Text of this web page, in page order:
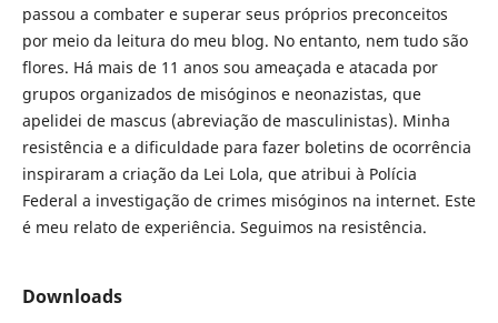
passou a combater e superar seus próprios preconceitos
por meio da leitura do meu blog. No entanto, nem tudo são
flores. Há mais de 11 anos sou ameaçada e atacada por
grupos organizados de misóginos e neonazistas, que
apelidei de mascus (abreviação de masculinistas). Minha
resistência e a dificuldade para fazer boletins de ocorrência
inspiraram a criação da Lei Lola, que atribui à Polícia
Federal a investigação de crimes misóginos na internet. Este
é meu relato de experiência. Seguimos na resistência.
Downloads